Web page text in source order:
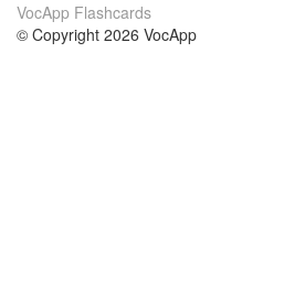
VocApp Flashcards
© Copyright 2026 VocApp